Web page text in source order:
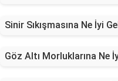
Sinir Sıkışmasına Ne İyi
Göz Altı Morluklarına Ne